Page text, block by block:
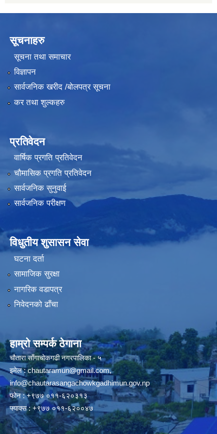
सूचनाहरु
सूचना तथा समाचार
विज्ञापन
सार्वजनिक खरीद /बोलपत्र सूचना
कर तथा शुल्कहरु
प्रतिवेदन
वार्षिक प्रगति प्रतिवेदन
चौमासिक प्रगति प्रतिवेदन
सार्वजनिक सुनुवाई
सार्वजनिक परीक्षण
विधुतीय शुसासन सेवा
घटना दर्ता
सामाजिक सुरक्षा
नागरिक वडापत्र
निवेदनको ढाँचा
हाम्रो सम्पर्क ठेगाना
चौतारा साँगाचोकगढी नगरपालिका - ५
इमेल :chautaramun@gmail.com,
info@chautarasangachowkgadhimun.gov.np
फोन : +९७७ ०११-६२०३१३
फ्याक्स : +९७७ ०११-६२००४७